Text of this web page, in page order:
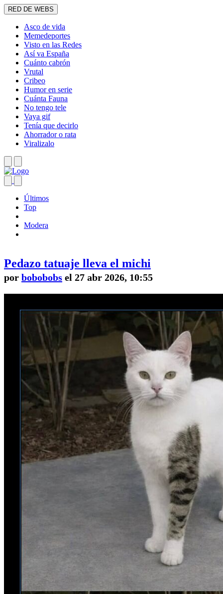
RED DE WEBS
Asco de vida
Memedeportes
Visto en las Redes
Así va España
Cuánto cabrón
Vrutal
Cribeo
Humor en serie
Cuánta Fauna
No tengo tele
Vaya gif
Tenía que decirlo
Ahorrador o rata
Viralizalo
Últimos
Top
Modera
Pedazo tatuaje lleva el michi
por bobobobs el 27 abr 2026, 10:55